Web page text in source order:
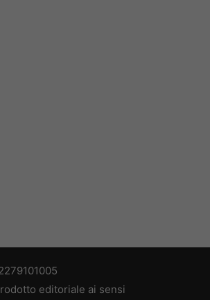
editoriale ai sensi